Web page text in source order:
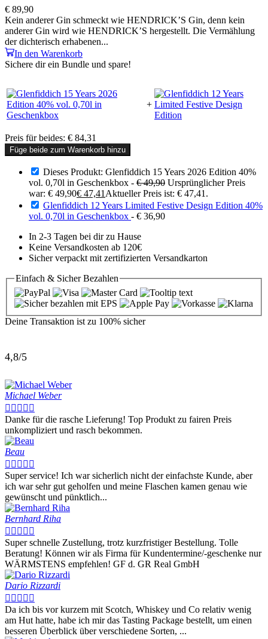
€ 89,90
Kein anderer Gin schmeckt wie HENDRICK’S Gin, denn kein
anderer Gin wird wie HENDRICK’S hergestellt. Die Vermählung
der dichterisch erhabenen...
In den Warenkorb
Sichere dir ein Bundle und spare!
+
Preis für beides: € 84,31
Füge beide zum Warenkorb hinzu
Dieses Produkt: Glenfiddich 15 Years 2026 Edition 40%
vol. 0,70l in Geschenkbox - €49,90 Ursprünglicher Preis
war: € 49,90€ 47,41Aktueller Preis ist: € 47,41.
Glenfiddich 12 Years Limited Festive Design Edition 40%
vol. 0,70l in Geschenkbox - € 36,90
In 2-3 Tagen bei dir zu Hause
Keine Versandkosten ab 120€
Sicher verpackt mit zertifizierten Versandkarton
Einfach & SicherBezahlen
Deine Transaktion ist zu 100% sicher
4,8/5
Michael Weber
    
Danke für die rasche Lieferung! Top Produkt zu fairen Preis
unkompliziert und rasch bekommen.
Beau
    
Super service! Ich war sicherlich nicht der einfachste Kunde, aber
ich war sehr gut geholfen und meine Flaschen kamen genau wie
gewünscht und pünktlich...
Bernhard Riha
    
Super schnelle Zustellung, trotz kurzfristiger Bestellung. Tolle
Beratung! Können wir als Firma für Kundentermine/-geschenke nur
WÄRMSTENS empfehlen! GF d. GR Real GmbH
Dario Rizzardi
    
Da ich bis vor kurzem mit Scotch, Whiskey und Co relativ wenig
am Hut hatte, habe ich mir das Tasting Package bestellt, um einen
besseren Überblick über verschiedene Sorten, ...